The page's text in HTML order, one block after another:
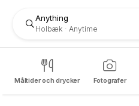
Anything
Holbæk Anytime
Måltider och drycker Fotografer